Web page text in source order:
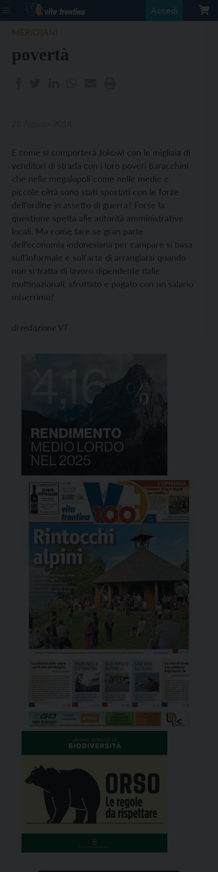
Accedi
povertà
E come si comporterà Jokowi con le migliaia di
venditori di strada con i loro poveri baracchini
che nelle megalopoli come nelle medie e
piccole città sono stati spostati con le forze
dell’ordine in assetto di guerra? Forse la
questione spetta alle autorità amministrative
locali. Ma come fare se gran parte
dell’economia indonesiana per campare si basa
sull’informale e sull’arte di arrangiarsi quando
non si tratta di lavoro dipendente dalle
multinazionali, sfruttato e pagato con un salario
miserrimo?
di redazione VT